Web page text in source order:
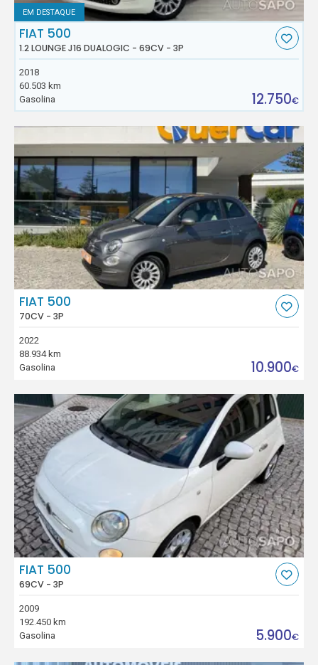
EM DESTAQUE
FIAT 500
1.2 LOUNGE J16 DUALOGIC - 69CV - 3P
2018
60.503 km
Gasolina
12.750€
FIAT 500
70CV - 3P
2022
88.934 km
Gasolina
10.900€
FIAT 500
69CV - 3P
2009
192.450 km
Gasolina
5.900€